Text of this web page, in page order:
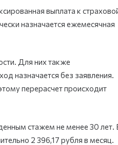
выплата к
назначается ежемесячная
Для них также
назначается без заявления.
перерасчет происходит
стажем не менее 30 лет.
2 396,17 рубля в месяц.